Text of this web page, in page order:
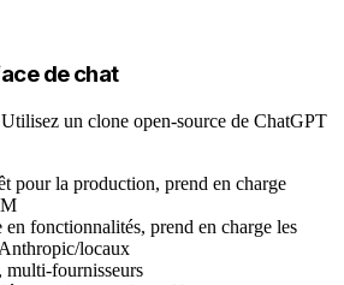
de chat
Utilisez un clone open-source de ChatGPT
pour la production, prend en charge
en fonctionnalités, prend en charge les
locaux
multi-fournisseurs